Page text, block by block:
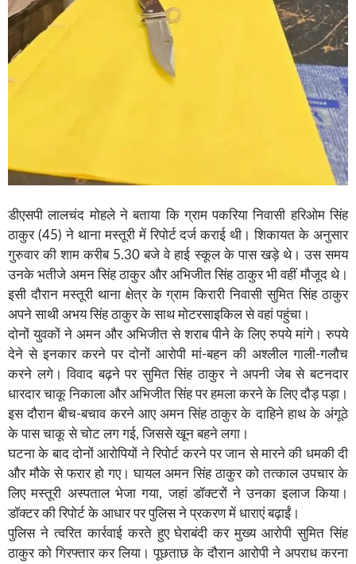
डीएसपी लालचंद मोहले ने बताया कि ग्राम पकरिया निवासी हरिओम सिंह
ठाकुर (45) ने थाना मस्तूरी में रिपोर्ट दर्ज कराई थी। शिकायत के अनुसार
गुरुवार की शाम करीब 5.30 बजे वे हाई स्कूल के पास खड़े थे। उस समय
उनके भतीजे अमन सिंह ठाकुर और अभिजीत सिंह ठाकुर भी वहीं मौजूद थे।
इसी दौरान मस्तूरी थाना क्षेत्र के ग्राम किरारी निवासी सुमित सिंह ठाकुर
अपने साथी अभय सिंह ठाकुर के साथ मोटरसाइकिल से वहां पहुंचा।
दोनों युवकों ने अमन और अभिजीत से शराब पीने के लिए रुपये मांगे। रुपये
देने से इनकार करने पर दोनों आरोपी मां-बहन की अश्लील गाली-गलौच
करने लगे। विवाद बढ़ने पर सुमित सिंह ठाकुर ने अपनी जेब से बटनदार
धारदार चाकू निकाला और अभिजीत सिंह पर हमला करने के लिए दौड़ पड़ा।
इस दौरान बीच-बचाव करने आए अमन सिंह ठाकुर के दाहिने हाथ के अंगूठे
के पास चाकू से चोट लग गई, जिससे खून बहने लगा।
घटना के बाद दोनों आरोपियों ने रिपोर्ट करने पर जान से मारने की धमकी दी
और मौके से फरार हो गए। घायल अमन सिंह ठाकुर को तत्काल उपचार के
लिए मस्तूरी अस्पताल भेजा गया, जहां डॉक्टरों ने उनका इलाज किया।
डॉक्टर की रिपोर्ट के आधार पर पुलिस ने प्रकरण में धाराएं बढ़ाईं।
पुलिस ने त्वरित कार्रवाई करते हुए घेराबंदी कर मुख्य आरोपी सुमित सिंह
ठाकुर को गिरफ्तार कर लिया। पूछताछ के दौरान आरोपी ने अपराध करना